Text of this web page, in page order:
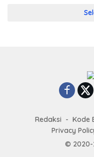
Redaksi Kode
Privacy
© 2020-